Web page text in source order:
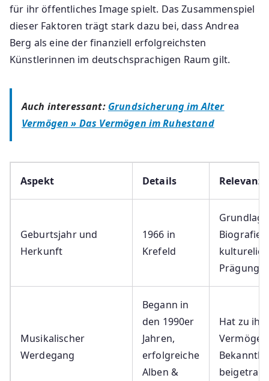
für ihr öffentliches Image spielt. Das Zusammenspiel
dieser Faktoren trägt stark dazu bei, dass Andrea
Berg als eine der finanziell erfolgreichsten
Künstlerinnen im deutschsprachigen Raum gilt.
Auch interessant: Grundsicherung im Alter
Vermögen » Das Vermögen im Ruhestand
Aspekt Details Relevanz
Geburtsjahr und
Herkunft
1966 in
Krefeld
Biografie
Prägung
Musikalischer
Werdegang
Begann in
den 1990er
Jahren,
erfolgreiche
Alben &
Hat zu